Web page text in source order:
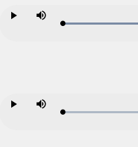
Progress:
Loaded:
Progress: